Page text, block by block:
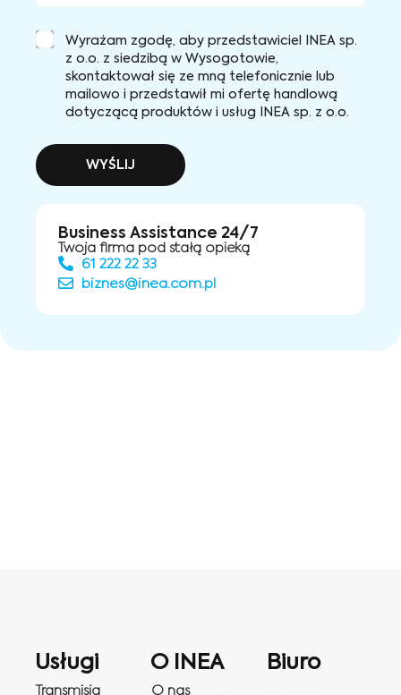
Wyrażam zgodę, aby przedstawiciel INEA sp.
z o.o. z siedzibą w Wysogotowie,
skontaktował się ze mną telefonicznie lub
mailowo i przedstawił mi ofertę handlową
dotyczącą produktów i usług INEA sp. z o.o.
WYŚLIJ
Business Assistance 24/7
Twoja firma pod stałą opieką
61 222 22 33
biznes@inea.com.pl
Usługi
Transmisja
O INEA
O nas
Biuro